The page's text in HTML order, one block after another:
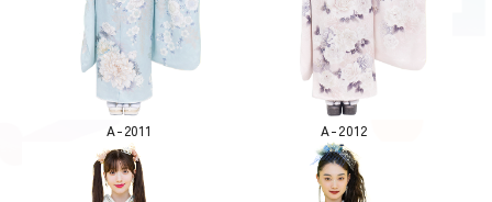
A-2011 A-2012